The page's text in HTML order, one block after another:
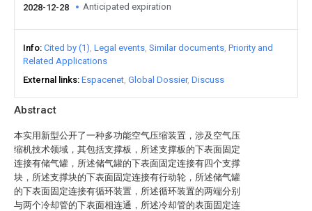
Abstract
本实用新型公开了一种多功能空气压缩装置，涉及空气压
缩机技术领域，其包括支撑板，所述支撑板的下表面固定
连接有储气罐，所述储气罐的下表面固定连接有四个支撑
块，所述支撑块的下表面固定连接有行动轮，所述储气罐
的下表面固定连接有循环装置，所述循环装置的两端分别
与两个冷却管的下表面相连通，所述冷却管的表面固定连
2028-12-28 Anticipated expiration
Info Cited by (1) Legal events Similar documents Priority and
Related Applications
External links Espacenet Global Dossier Discuss